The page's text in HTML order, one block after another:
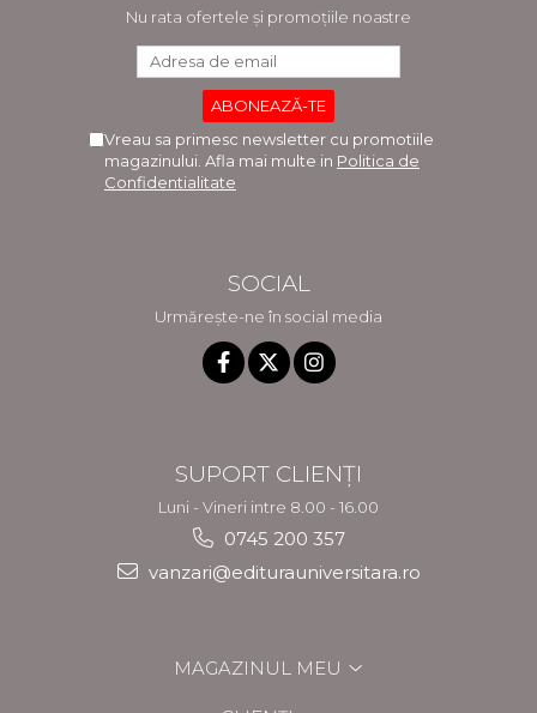
Nu rata ofertele și promoțiile noastre
Vreau sa primesc newsletter cu promotiile
magazinului. Afla mai multe in Politica de
Confidentialitate
SOCIAL
Urmărește-ne în social media
SUPORT CLIENȚI
Luni - Vineri intre 8.00 - 16.00
0745 200 357
vanzari@editurauniversitara.ro
MAGAZINUL MEU